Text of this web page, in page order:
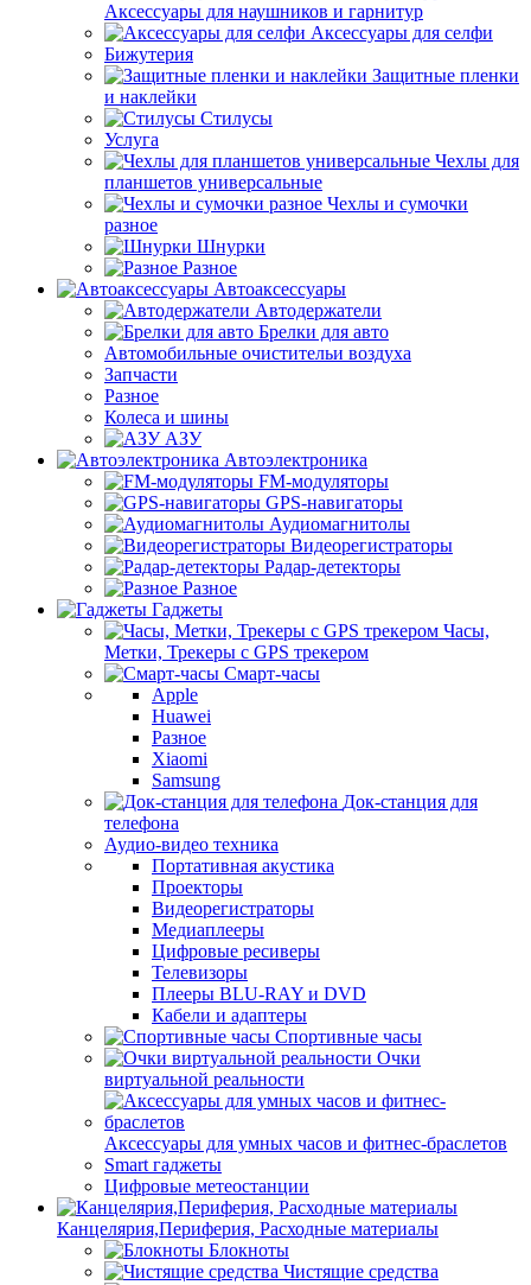
Аксессуары для наушников и гарнитур
Аксессуары для селфи
Бижутерия
Защитные пленки
и наклейки
Стилусы
Услуга
Чехлы для
планшетов универсальные
Чехлы и сумочки
разное
Шнурки
Разное
Автоаксессуары
Автодержатели
Брелки для авто
Автомобильные очистительи воздуха
Запчасти
Разное
Колеса и шины
АЗУ
Автоэлектроника
FM-модуляторы
GPS-навигаторы
Аудиомагнитолы
Видеорегистраторы
Радар-детекторы
Разное
Гаджеты
Часы,
Метки, Трекеры с GPS трекером
Смарт-часы
Apple
Huawei
Разное
Xiaomi
Samsung
Док-станция для
телефона
Аудио-видео техника
Портативная акустика
Проекторы
Видеорегистраторы
Медиаплееры
Цифровые ресиверы
Телевизоры
Плееры BLU-RAY и DVD
Кабели и адаптеры
Спортивные часы
Очки
виртуальной реальности
Аксессуары для умных часов и фитнес-браслетов
Smart гаджеты
Цифровые метеостанции
Канцелярия,Периферия, Расходные материалы
Блокноты
Чистящие средства